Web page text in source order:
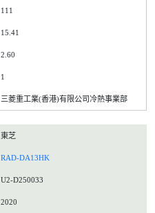
111
15.41
2.60
1
三菱重工業(香港)有限公司冷熱事業部
東芝
RAD-DA13HK
U2-D250033
2020